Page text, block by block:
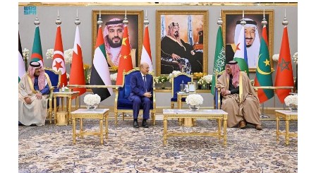
محافظ عفيف يؤدي صلاة عيد الأضحى